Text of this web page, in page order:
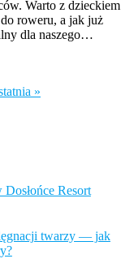
Warto z dzieckiem
roweru, a jak już
dla naszego…
»
Resort
twarzy — jak